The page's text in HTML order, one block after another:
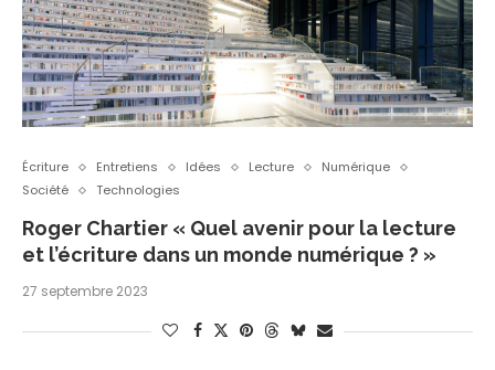
Écriture Entretiens Idées Lecture
Numérique
Société
Technologies
Roger Chartier « Quel avenir pour la lecture
et l’écriture dans un monde numérique ? »
27 septembre 2023